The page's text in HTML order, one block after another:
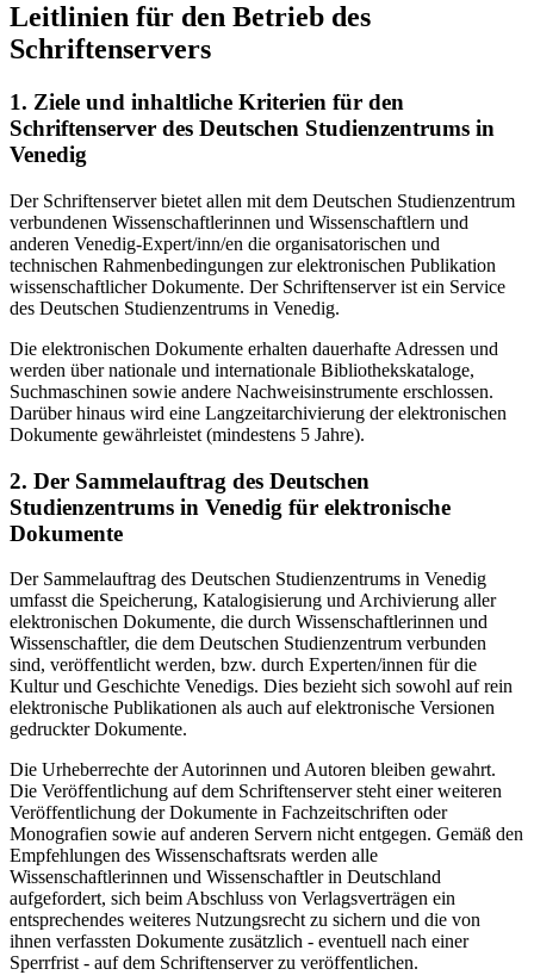
Leitlinien für den Betrieb des
Schriftenservers
1. Ziele und inhaltliche Kriterien für den
Schriftenserver des Deutschen Studienzentrums in
Venedig
Der Schriftenserver bietet allen mit dem Deutschen Studienzentrum
verbundenen Wissenschaftlerinnen und Wissenschaftlern und
anderen Venedig-Expert/inn/en die organisatorischen und
technischen Rahmenbedingungen zur elektronischen Publikation
wissenschaftlicher Dokumente. Der Schriftenserver ist ein Service
des Deutschen Studienzentrums in Venedig.
Die elektronischen Dokumente erhalten dauerhafte Adressen und
werden über nationale und internationale Bibliothekskataloge,
Suchmaschinen sowie andere Nachweisinstrumente erschlossen.
Darüber hinaus wird eine Langzeitarchivierung der elektronischen
Dokumente gewährleistet (mindestens 5 Jahre).
2. Der Sammelauftrag des Deutschen
Studienzentrums in Venedig für elektronische
Dokumente
Der Sammelauftrag des Deutschen Studienzentrums in Venedig
umfasst die Speicherung, Katalogisierung und Archivierung aller
elektronischen Dokumente, die durch Wissenschaftlerinnen und
Wissenschaftler, die dem Deutschen Studienzentrum verbunden
sind, veröffentlicht werden, bzw. durch Experten/innen für die
Kultur und Geschichte Venedigs. Dies bezieht sich sowohl auf rein
elektronische Publikationen als auch auf elektronische Versionen
gedruckter Dokumente.
Die Urheberrechte der Autorinnen und Autoren bleiben gewahrt.
Die Veröffentlichung auf dem Schriftenserver steht einer weiteren
Veröffentlichung der Dokumente in Fachzeitschriften oder
Monografien sowie auf anderen Servern nicht entgegen. Gemäß den
Empfehlungen des Wissenschaftsrats werden alle
Wissenschaftlerinnen und Wissenschaftler in Deutschland
aufgefordert, sich beim Abschluss von Verlagsverträgen ein
entsprechendes weiteres Nutzungsrecht zu sichern und die von
ihnen verfassten Dokumente zusätzlich - eventuell nach einer
Sperrfrist - auf dem Schriftenserver zu veröffentlichen.